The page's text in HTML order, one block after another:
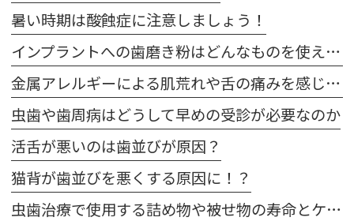
暑い時期は酸蝕症に注意しましょう！
インプラントへの歯磨き粉はどんなものを使えばいいの？
金属アレルギーによる肌荒れや舌の痛みを感じた場合は注意が必要です
虫歯や歯周病はどうして早めの受診が必要なのか
活舌が悪いのは歯並びが原因？
猫背が歯並びを悪くする原因に！？
虫歯治療で使用する詰め物や被せ物の寿命とケア方法